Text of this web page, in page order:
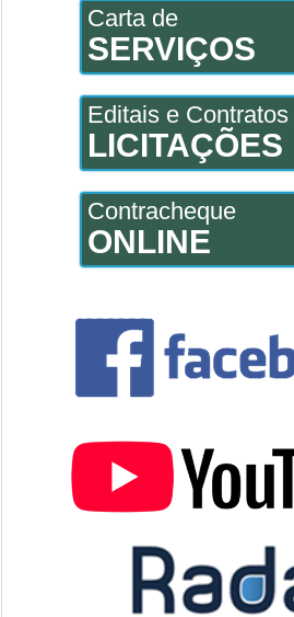
Carta de
SERVIÇOS
Editais e Contratos
LICITAÇÕES
Contracheque
ONLINE